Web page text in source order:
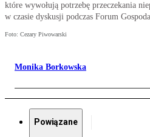
które wywołują potrzebę przeczekania
w czasie dyskusji podczas Forum
Foto: Cezary Piwowarski
Monika Borkowska
Powiązane